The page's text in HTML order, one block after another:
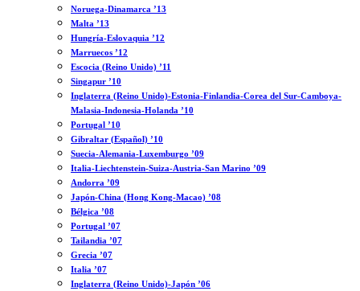
Noruega-Dinamarca ’13
Malta ’13
Hungría-Eslovaquia ’12
Marruecos ’12
Escocia (Reino Unido) ’11
Singapur ’10
Inglaterra (Reino Unido)-Estonia-Finlandia-Corea del Sur-Camboya-
Malasia-Indonesia-Holanda ’10
Portugal ’10
Gibraltar (Español) ’10
Suecia-Alemania-Luxemburgo ’09
Italia-Liechtenstein-Suiza-Austria-San Marino ’09
Andorra ’09
Japón-China (Hong Kong-Macao) ’08
Bélgica ’08
Portugal ’07
Tailandia ’07
Grecia ’07
Italia ’07
Inglaterra (Reino Unido)-Japón ’06